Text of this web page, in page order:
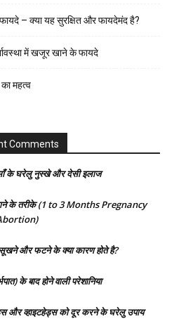
– क्या यह सुरक्षित और फायदेमंद है?
में खजूर खाने के फायदे
महत्व
Comments
माँ के घरेलु नुस्खे और देसी इलाज
के तरीके (1 to 3 Months Pregnancy
सूखने और फटने के क्या कारण होते है?
के बाद होने वाली परेशानिया
और व्हाइटहेड्स को दूर करने के घरेलु उपाय